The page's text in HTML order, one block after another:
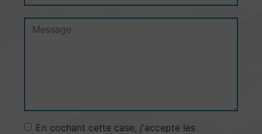
En cochant cette case, j'accepte les